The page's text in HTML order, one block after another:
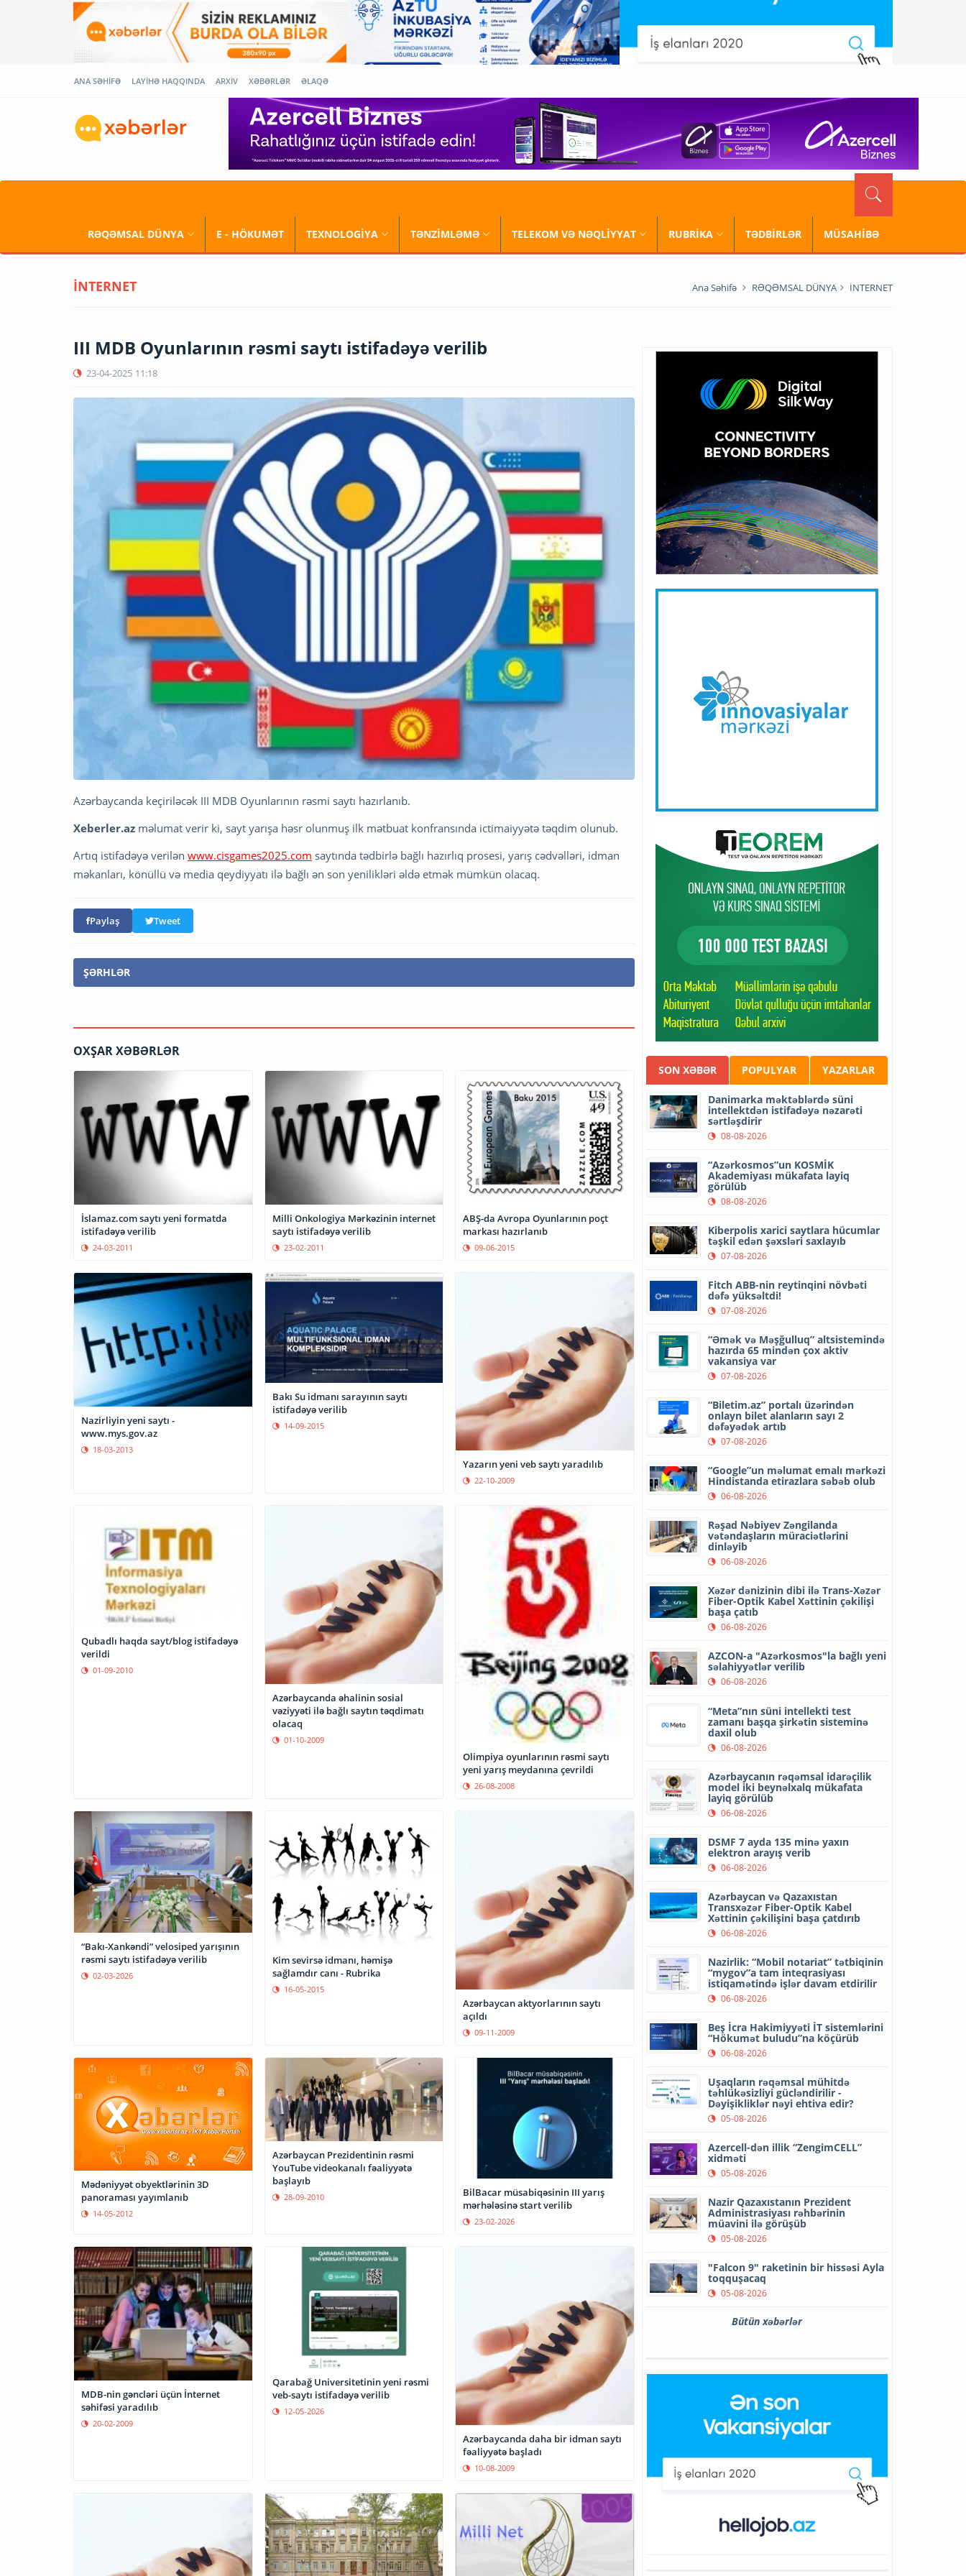
ANA SƏHİFƏ LAYİHƏ HAQQINDA ARXİV XƏBƏRLƏR ƏLAQƏ
RƏQƏMSAL DÜNYA E - HÖKUMƏT TEXNOLOGİYA TƏNZİMLƏMƏ TELEKOM VƏ NƏQLİYYAT RUBRİKA TƏDBİRLƏR MÜSAHİBƏ
İNTERNET Ana Səhifə RƏQƏMSAL DÜNYA İNTERNET
III MDB Oyunlarının rəsmi saytı istifadəyə verilib
23-04-2025 11:18
Azərbaycanda keçiriləcək III MDB Oyunlarının rəsmi saytı hazırlanıb.
Xeberler.az məlumat verir ki, sayt yarışa həsr olunmuş ilk mətbuat konfransında ictimaiyyətə təqdim olunub.
Artıq istifadəyə verilən www.cisgames2025.com saytında tədbirlə bağlı hazırlıq prosesi, yarış cədvəlləri, idman
məkanları, könüllü və media qeydiyyatı ilə bağlı ən son yenilikləri əldə etmək mümkün olacaq.
Paylaş Tweet
ŞƏRHLƏR
OXŞAR XƏBƏRLƏR
İslamaz.com saytı yeni formatda
istifadəyə verilib
24-03-2011
Milli Onkologiya Mərkəzinin internet
saytı istifadəyə verilib
23-02-2011
ABŞ-da Avropa Oyunlarının poçt
markası hazırlanıb
09-06-2015
Nazirliyin yeni saytı -
www.mys.gov.az
18-03-2013
Bakı Su idmanı sarayının saytı
istifadəyə verilib
14-09-2015
Yazarın yeni veb saytı yaradılıb
22-10-2009
Qubadlı haqda sayt/blog istifadəyə
verildi
01-09-2010
Azərbaycanda əhalinin sosial
vəziyyəti ilə bağlı saytın təqdimatı
olacaq
01-10-2009
Olimpiya oyunlarının rəsmi saytı
yeni yarış meydanına çevrildi
26-08-2008
“Bakı-Xankəndi” velosiped yarışının
rəsmi saytı istifadəyə verilib
02-03-2026
Kim sevirsə idmanı, həmişə
sağlamdır canı - Rubrika
16-05-2015
Azərbaycan aktyorlarının saytı
açıldı
09-11-2009
Mədəniyyət obyektlərinin 3D
panoraması yayımlanıb
14-05-2012
Azərbaycan Prezidentinin rəsmi
YouTube videokanalı fəaliyyətə
başlayıb
28-09-2010
BilBacar müsabiqəsinin III yarış
mərhələsinə start verilib
23-02-2026
MDB-nin gəncləri üçün İnternet
səhifəsi yaradılıb
20-02-2009
Qarabağ Universitetinin yeni rəsmi
veb-saytı istifadəyə verilib
12-05-2026
Azərbaycanda daha bir idman saytı
fəaliyyətə başladı
10-08-2009
SON XƏBƏR POPULYAR YAZARLAR
Danimarka məktəblərdə süni
intellektdən istifadəyə nəzarəti
sərtləşdirir
08-08-2026
“Azərkosmos”un KOSMİK
Akademiyası mükafata layiq
görülüb
08-08-2026
Kiberpolis xarici saytlara hücumlar
təşkil edən şəxsləri saxlayıb
07-08-2026
Fitch ABB-nin reytinqini növbəti
dəfə yüksəltdi!
07-08-2026
“Əmək və Məşğulluq” altsistemində
hazırda 65 mindən çox aktiv
vakansiya var
07-08-2026
“Biletim.az” portalı üzərindən
onlayn bilet alanların sayı 2
dəfəyədək artıb
07-08-2026
“Google”un məlumat emalı mərkəzi
Hindistanda etirazlara səbəb olub
06-08-2026
Rəşad Nəbiyev Zəngilanda
vətəndaşların müraciətlərini
dinləyib
06-08-2026
Xəzər dənizinin dibi ilə Trans-Xəzər
Fiber-Optik Kabel Xəttinin çəkilişi
başa çatıb
06-08-2026
AZCON-a "Azərkosmos"la bağlı yeni
səlahiyyətlər verilib
06-08-2026
“Meta”nın süni intellekti test
zamanı başqa şirkətin sisteminə
daxil olub
06-08-2026
Azərbaycanın rəqəmsal idarəçilik
model iki beynəlxalq mükafata
layiq görülüb
06-08-2026
DSMF 7 ayda 135 minə yaxın
elektron arayış verib
06-08-2026
Azərbaycan və Qazaxıstan
Transxəzər Fiber-Optik Kabel
Xəttinin çəkilişini başa çatdırıb
06-08-2026
Nazirlik: “Mobil notariat” tətbiqinin
“mygov”a tam inteqrasiyası
istiqamətində işlər davam etdirilir
06-08-2026
Beş İcra Hakimiyyəti İT sistemlərini
“Hökumət buludu”na köçürüb
06-08-2026
Uşaqların rəqəmsal mühitdə
təhlükəsizliyi gücləndirilir -
Dəyişikliklər nəyi ehtiva edir?
05-08-2026
Azercell-dən illik “ZengimCELL”
xidməti
05-08-2026
Nazir Qazaxıstanın Prezident
Administrasiyası rəhbərinin
müavini ilə görüşüb
05-08-2026
"Falcon 9" raketinin bir hissəsi Ayla
toqquşacaq
05-08-2026
Bütün xəbərlər